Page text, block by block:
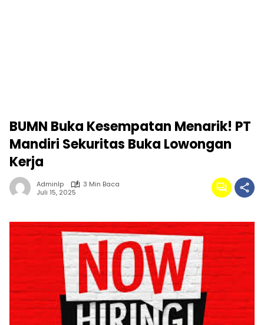
BUMN Buka Kesempatan Menarik! PT
Mandiri Sekuritas Buka Lowongan
Kerja
Adminlp
3 Min Baca
Juli 15, 2025